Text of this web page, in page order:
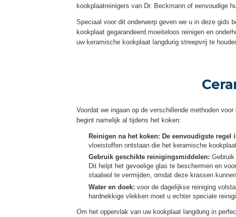
kookplaatreinigers van Dr. Beckmann of eenvoudige
Speciaal voor dit onderwerp geven we u in deze gids
kookplaat gegarandeerd moeiteloos reinigen en
uw keramische kookplaat langdurig streepvrij te
Voordat we ingaan op de verschillende methoden
begint namelijk al tijdens het koken:
Reinigen na het koken: De eenvoudigste regel
vloeistoffen ontstaan die het keramische
Gebruik geschikte reinigingsmiddelen:
Dit helpt het gevoelige glas te beschermen en
staalwol te vermijden, omdat deze krassen
Water en doek: voor de dagelijkse reiniging
hardnekkige vlekken moet u echter speciale
Om het oppervlak van uw kookplaat langdurig in